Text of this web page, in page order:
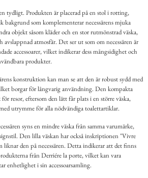
tydligt. Produkten är placerad på en stol i rotting,
som komplementerar necessärens mjuka
objekt såsom kläder och en stor rutmönstrad väska,
atmosfär. Det ser ut som om necessären är
accessoarer, vilket indikerar dess mångsidighet och
produkter.
konstruktion kan man se att den är robust sydd med
borgar för långvarig användning. Den kompakta
resor, eftersom den lätt får plats i en större väska,
utrymme för alla nödvändiga toalettartiklar.
syns en mindre väska från samma varumärke,
Den lilla väskan har också inskriptionen "Vivre
liknar den på necessären. Detta indikerar att det finns
från Derriére la porte, vilket kan vara
enhetlighet i sin accessoarsamling.